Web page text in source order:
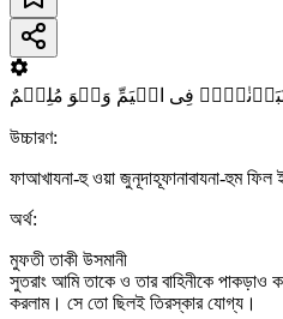
উচ্চারণ:
ফাআখাযনা-হু ওয়া জুনূদাহূফানাবাযনা-হুম ফিল
অর্থ:
মুফতী তাকী উসমানী
সুতরাং আমি তাকে ও তার বাহিনীকে পাকড়াও
করলাম। সে তো ছিলই তিরস্কার যোগ্য।